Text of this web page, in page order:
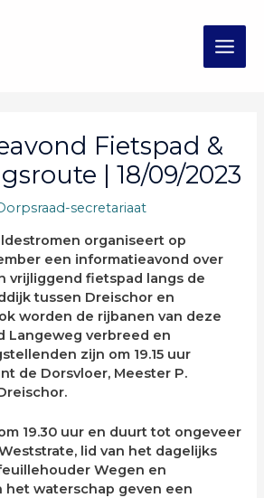
Fietspad &
| 18/09/2023
secretariaat
organiseert op
een informatieavond over
vrijliggend fietspad langs de
tussen Dreischor en
worden de rijbanen van deze
Langeweg verbreed en
zijn om 19.15 uur
de Dorsvloer, Meester P.
19.30 uur en duurt tot ongeveer
lid van het dagelijks
Wegen en
het waterschap geven een